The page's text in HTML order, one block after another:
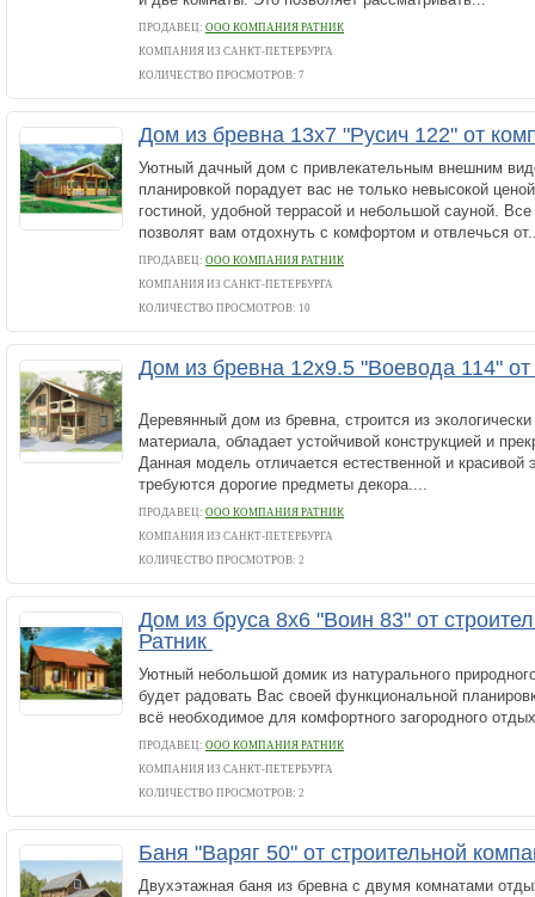
ПРОДАВЕЦ: ООО КОМПАНИЯ РАТНИК
КОМПАНИЯ ИЗ САНКТ-ПЕТЕРБУРГА
КОЛИЧЕСТВО ПРОСМОТРОВ: 7
Дом из бревна 13х7 "Русич 122" от
Уютный дачный дом с привлекательным внешним
планировкой порадует вас не только невысокой
гостиной, удобной террасой и небольшой сауной.
позволят вам отдохнуть с комфортом и отвлечься
ПРОДАВЕЦ: ООО КОМПАНИЯ РАТНИК
КОМПАНИЯ ИЗ САНКТ-ПЕТЕРБУРГА
КОЛИЧЕСТВО ПРОСМОТРОВ: 10
Дом из бревна 12х9.5 "Воевода 114"
Деревянный дом из бревна, строится из экологически
материала, обладает устойчивой конструкцией и
Данная модель отличается естественной и красивой
требуются дорогие предметы декора....
ПРОДАВЕЦ: ООО КОМПАНИЯ РАТНИК
КОМПАНИЯ ИЗ САНКТ-ПЕТЕРБУРГА
КОЛИЧЕСТВО ПРОСМОТРОВ: 2
Дом из бруса 8х6 "Воин 83" от
Ратник
Уютный небольшой домик из натурального
будет радовать Вас своей функциональной
всё необходимое для комфортного загородного
ПРОДАВЕЦ: ООО КОМПАНИЯ РАТНИК
КОМПАНИЯ ИЗ САНКТ-ПЕТЕРБУРГА
КОЛИЧЕСТВО ПРОСМОТРОВ: 2
Баня "Варяг 50" от строительной
Двухэтажная баня из бревна с двумя комнатами